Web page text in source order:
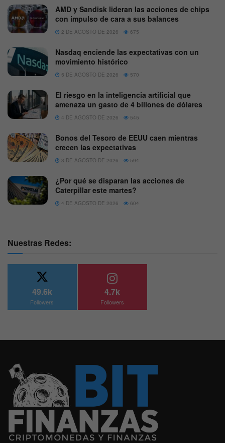
AMD y Sandisk lideran las acciones de chips
con impulso de cara a sus balances
2 DE AGOSTO DE 2026 675
Nasdaq enciende las expectativas con un
movimiento histórico
5 DE AGOSTO DE 2026 570
El riesgo en la inteligencia artificial que
amenaza un gasto de 4 billones de dólares
4 DE AGOSTO DE 2026 545
Bonos del Tesoro de EEUU caen mientras
crecen las expectativas
3 DE AGOSTO DE 2026 594
¿Por qué se disparan las acciones de
Caterpillar este martes?
4 DE AGOSTO DE 2026 604
Nuestras Redes:
49.6k
Followers
4.7k
Followers